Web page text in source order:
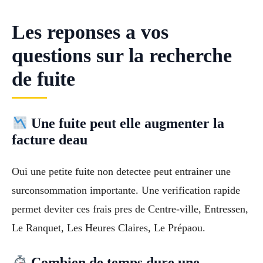
Les reponses a vos
questions sur la recherche
de fuite
Une fuite peut elle augmenter la
facture deau
Oui une petite fuite non detectee peut entrainer une
surconsommation importante. Une verification rapide
permet deviter ces frais pres de Centre-ville, Entressen,
Le Ranquet, Les Heures Claires, Le Prépaou.